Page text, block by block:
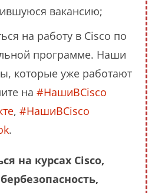
вакансию;
на работу в Cisco по
программе. Наши
которые уже работают
на #НашиВCisco
, #НашиВCisco
.
на курсах Cisco,